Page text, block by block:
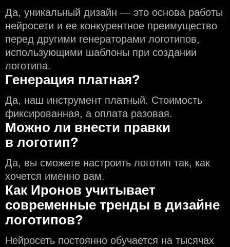
Да, уникальный дизайн — это основа работы
нейросети и еe конкурентное преимущество
перед другими генераторами логотипов,
использующими шаблоны при создании
логотипа.
Генерация платная?
Да, наш инструмент платный. Стоимость
фиксированная, а оплата разовая.
Можно ли внести правки
в логотип?
Да, вы сможете настроить логотип так, как
хочется именно вам.
Как Иронов учитывает
современные тренды в дизайне
логотипов?
Нейросеть постоянно обучается на тысячах